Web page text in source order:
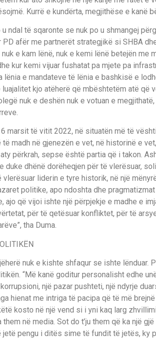
Kurrë e kundërta, megjithëse e kanë
u ndal të sqaronte se nuk po u shmangej
PD afër me partnerët strategjikë si SHBA
nuk e kam lënë, nuk e kemi lënë betejën
kur kemi vijuar fushatat pa mjete pa
lënia e mandateve të lënia e bashkisë e
kjo atëherë që mbështetëm atë që
nuk e deshën nuk e votuan e
6 marsit të vitit 2022, në situatën më të
të madh në gjenezën e vet, në historinë e
përkrah, sepse është partia që i takon.
duke dhënë dorëheqjen për të vlerësuar,
vlerësuar liderin e tyre historik, në një
politike, apo ndoshta dhe
ajo që vijoi ishte një përpjekje e madhe e
për të qetësuar konfliktet, për të
tha Duma.
nuk e kishte shfaqur se ishte lënduar.
“Më kanë goditur personalisht edhe
një pazar pushteti, një ndyrje
hienat me intriga të pacipa që të më
kosto në një vend si i yni kaq larg
them në media. Sot do t’ju them që ka një
jetë pengu i ditës sime të fundit të jetës, ky